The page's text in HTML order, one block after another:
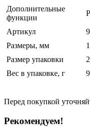
Дополнительные
функции
Артикул
Размеры, мм
Размер упаковки
Вес в упаковке, г
Перед покупкой
Рекомендуем!